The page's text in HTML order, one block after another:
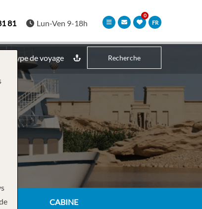
FR
81 Lun-Ven 9-18h
Type de voyage Recherche
CABINE